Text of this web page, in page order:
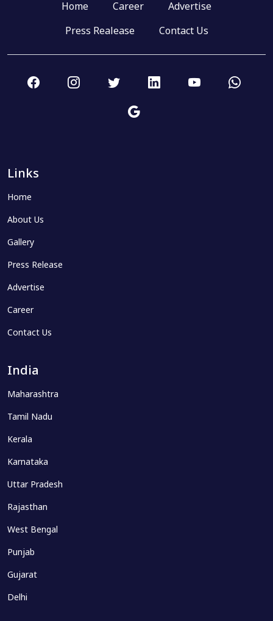
Home Career
Advertise
Press Realease
Contact Us
Links
Home
About Us
Gallery
Press Release
Advertise
Career
Contact Us
India
Maharashtra
Tamil Nadu
Kerala
Karnataka
Uttar Pradesh
Rajasthan
West Bengal
Punjab
Gujarat
Delhi